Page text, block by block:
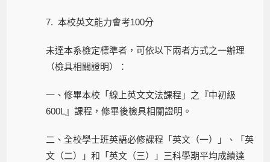
7. 本校英文能力會考100分
未達本系檢定標準者，可依以下兩者方式之一辦理
（檢具相關證明）：
一、修畢本校「線上英文文法課程」之『中初級
600L』課程，修畢後檢具相關證明。
二、全校學士班英語必修課程「英文（一）」、「英
文（二）」和「英文（三）」三科學期平均成績達